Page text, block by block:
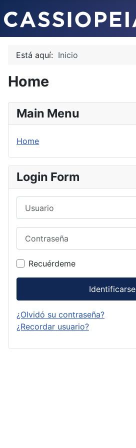
Está aquí: Inicio
Home
Main Menu
Home
Login Form
Recuérdeme
Identificarse
¿Olvidó su contraseña?
¿Recordar usuario?